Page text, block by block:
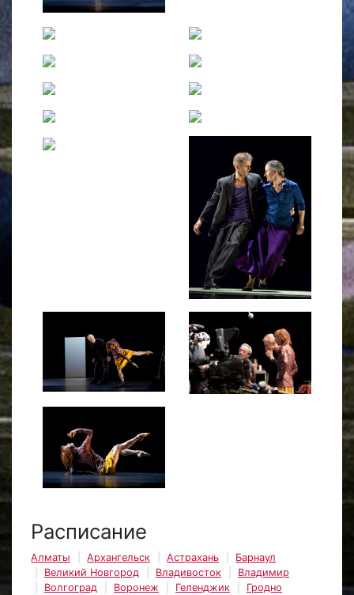
Расписание
Алматы Архангельск Астрахань
Барнаул
Великий Новгород
Владивосток
Владимир
Волгоград
Воронеж Геленджик
Гродно